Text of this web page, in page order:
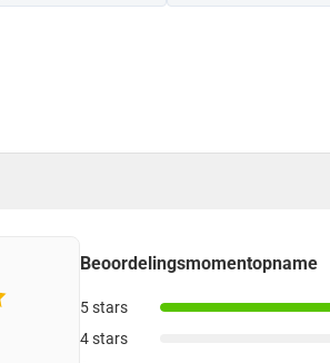
Beoordelingsmomentopname
5 stars
4 stars